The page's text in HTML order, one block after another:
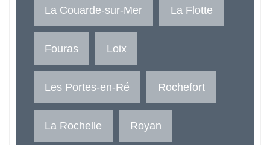
La Couarde-sur-Mer La Flotte
Fouras Loix
Les Portes-en-Ré Rochefort
La Rochelle Royan